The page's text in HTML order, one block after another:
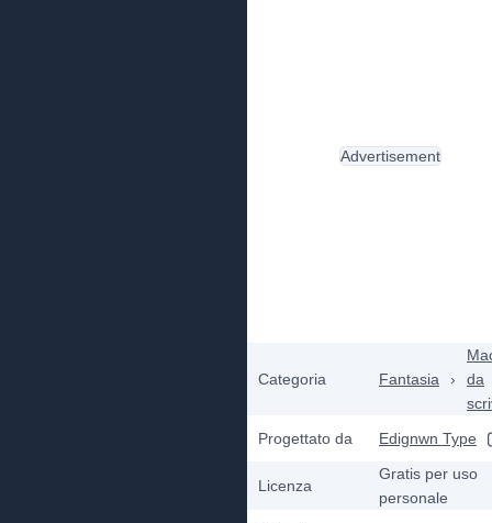
Categoria Fantasia ›
da
Progettato da
Edignwn Type
Licenza
Gratis per uso
personale
Advertisement